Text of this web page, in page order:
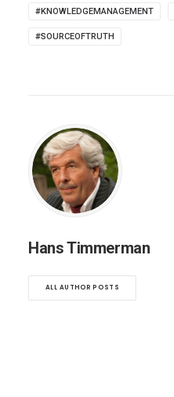
#KNOWLEDGEMANAGEMENT
#SOURCEOFTRUTH
Hans Timmerman
ALL AUTHOR POSTS